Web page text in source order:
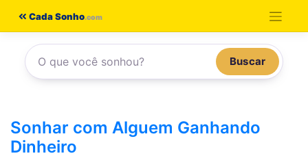
conteúdo
Cada Sonho
Buscar
Sonhar com Alguem Ganhando
Dinheiro